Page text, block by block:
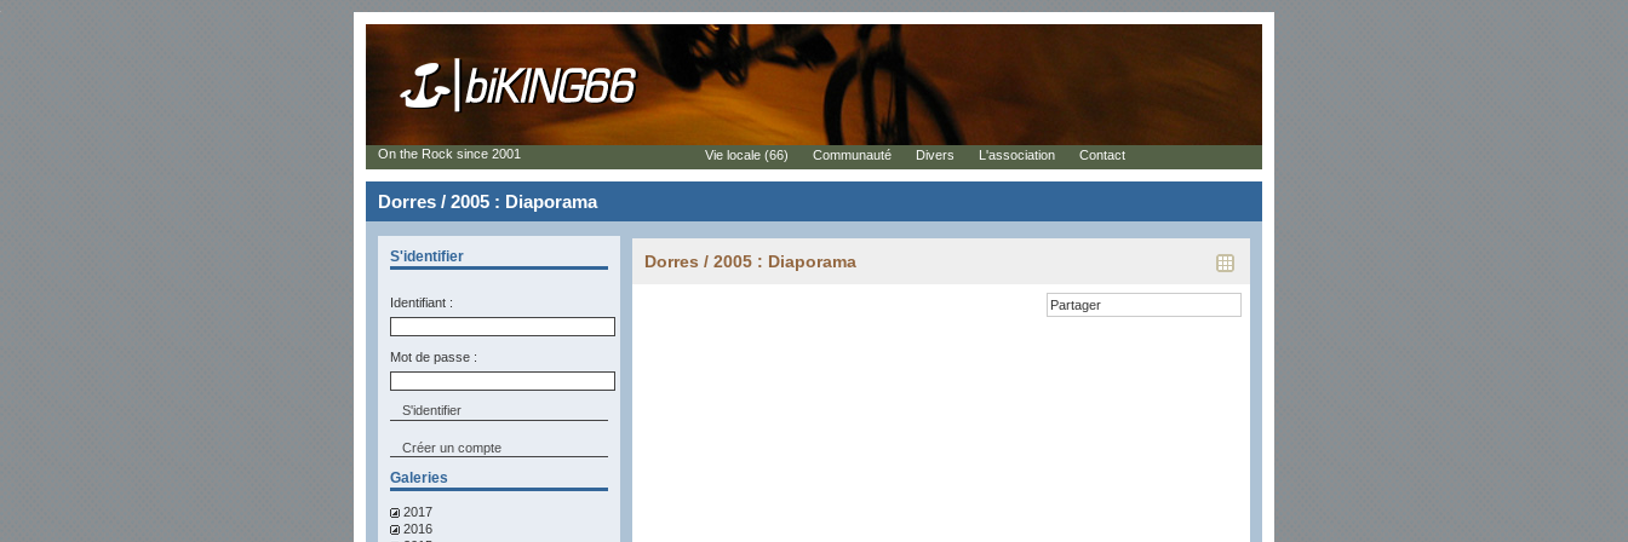
Dorres / 2005 : Diaporama
S'identifier
Identifiant :
Mot de passe :
Créer un compte
Galeries
2017
2016
Dorres / 2005 : Diaporama
Partager
On the Rock since 2001 Vie locale (66) Communauté Divers L'association Contact